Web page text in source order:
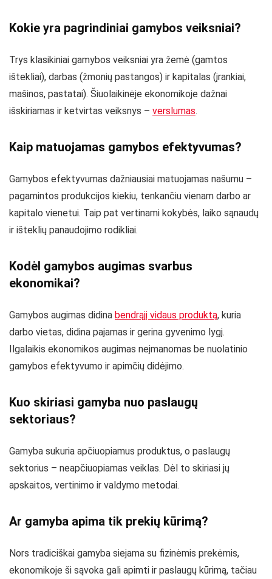
Kokie yra pagrindiniai gamybos veiksniai?
Trys klasikiniai gamybos veiksniai yra žemė (gamtos
ištekliai), darbas (žmonių pastangos) ir kapitalas (įrankiai,
mašinos, pastatai). Šiuolaikinėje ekonomikoje dažnai
išskiriamas ir ketvirtas veiksnys – verslumas.
Kaip matuojamas gamybos efektyvumas?
Gamybos efektyvumas dažniausiai matuojamas našumu –
pagamintos produkcijos kiekiu, tenkančiu vienam darbo ar
kapitalo vienetui. Taip pat vertinami kokybės, laiko sąnaudų
ir išteklių panaudojimo rodikliai.
Kodėl gamybos augimas svarbus
ekonomikai?
Gamybos augimas didina bendrąjį vidaus produktą, kuria
darbo vietas, didina pajamas ir gerina gyvenimo lygį.
Ilgalaikis ekonomikos augimas neįmanomas be nuolatinio
gamybos efektyvumo ir apimčių didėjimo.
Kuo skiriasi gamyba nuo paslaugų
sektoriaus?
Gamyba sukuria apčiuopiamus produktus, o paslaugų
sektorius – neapčiuopiamas veiklas. Dėl to skiriasi jų
apskaitos, vertinimo ir valdymo metodai.
Ar gamyba apima tik prekių kūrimą?
Nors tradiciškai gamyba siejama su fizinėmis prekėmis,
ekonomikoje ši sąvoka gali apimti ir paslaugų kūrimą, tačiau